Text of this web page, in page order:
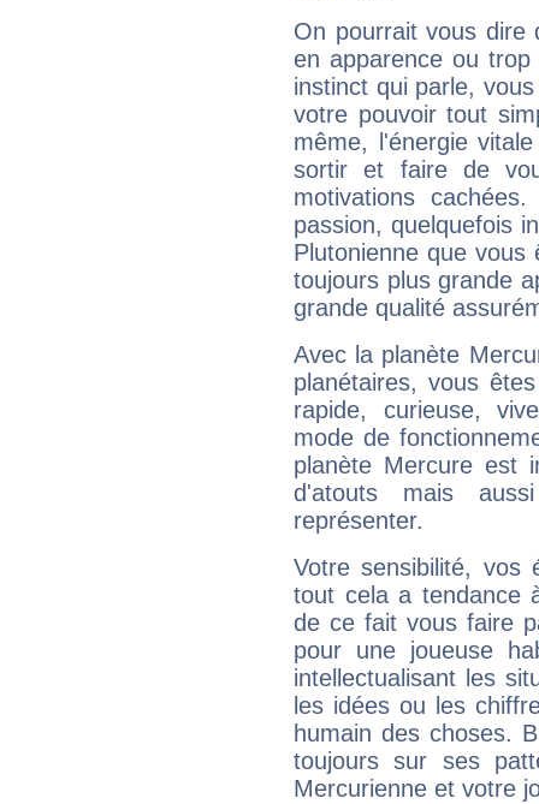
On pourrait vous dire
en apparence ou
instinct qui parle,
votre pouvoir tout
même, l'énergie
sortir et faire de
motivations
passion, quelquefois
Plutonienne que
toujours plus grande
grande qualité
Avec la planète
planétaires, vous
rapide, curieuse,
mode de
planète Mercure est
d'atouts mais
représenter.
Votre sensibilité,
tout cela a tendance
de ce fait vous faire
pour une joueuse
intellectualisant les
les idées ou les
humain des choses.
toujours sur ses
Mercurienne et votre